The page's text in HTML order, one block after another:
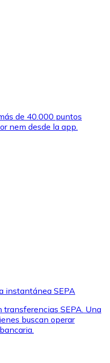
tus marcas favoritas con
de 40.000 puntos
nem desde la app.
instantánea SEPA
transferencias SEPA. Una
buscan operar